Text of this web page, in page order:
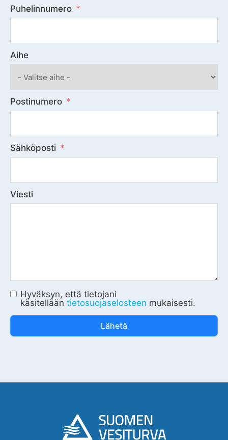
Puhelinnumero
Aihe
Postinumero
Sähköposti
Viesti
Hyväksyn, että tietojani
käsitellään tietosuojaselosteen mukaisesti.
Lähetä